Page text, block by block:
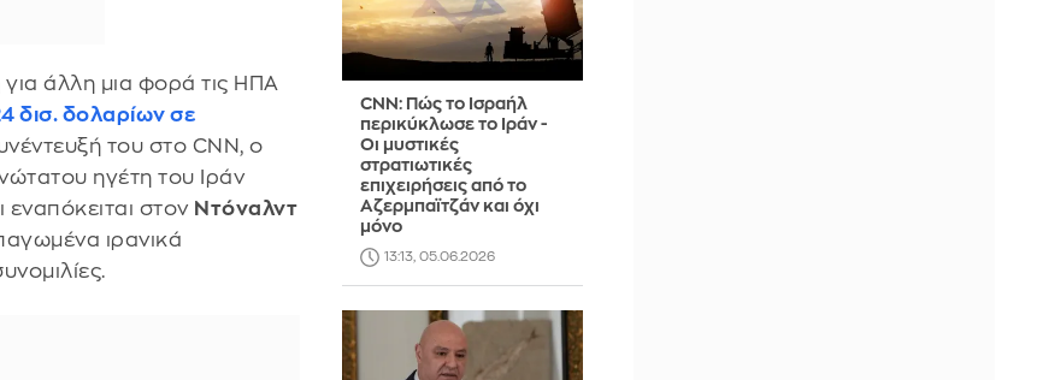
άλλη μια φορά τις ΗΠΑ
δισ. δολαρίων σε
του στο CNN, ο
ηγέτη του Ιράν
εναπόκειται στον Ντόναλντ
ιρανικά
CNN: Πώς το Ισραήλ
περικύκλωσε το Ιράν -
Οι μυστικές
στρατιωτικές
επιχειρήσεις από το
Αζερμπαϊτζάν και όχι
μόνο
13:13, 05.06.2026